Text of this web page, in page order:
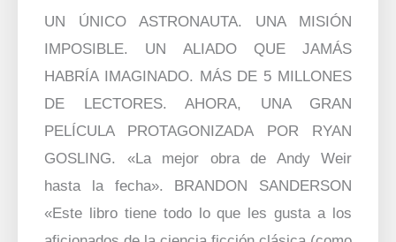
UN ÚNICO ASTRONAUTA. UNA MISIÓN
IMPOSIBLE. UN ALIADO QUE JAMÁS
HABRÍA IMAGINADO. MÁS DE 5 MILLONES
DE LECTORES. AHORA, UNA GRAN
PELÍCULA PROTAGONIZADA POR RYAN
GOSLING. «La mejor obra de Andy Weir
hasta la fecha». BRANDON SANDERSON
«Este libro tiene todo lo que les gusta a los